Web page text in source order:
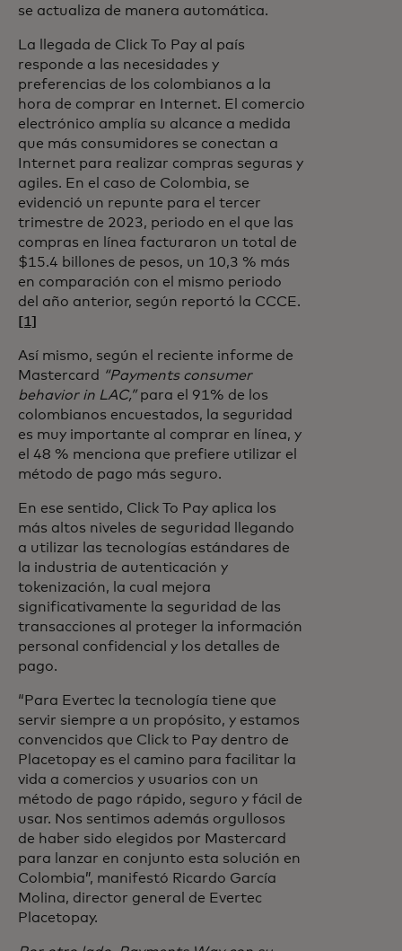
se actualiza de manera automática.
La llegada de Click To Pay al país
responde a las necesidades y
preferencias de los colombianos a la
hora de comprar en Internet. El comercio
electrónico amplía su alcance a medida
que más consumidores se conectan a
Internet para realizar compras seguras y
agiles. En el caso de Colombia, se
evidenció un repunte para el tercer
trimestre de 2023, periodo en el que las
compras en línea facturaron un total de
$15.4 billones de pesos, un 10,3 % más
en comparación con el mismo periodo
del año anterior, según reportó la CCCE.
[1]
Así mismo, según el reciente informe de
Mastercard “Payments consumer
behavior in LAC,”para el 91% de los
colombianos encuestados, la seguridad
es muy importante al comprar en línea, y
el 48 % menciona que prefiere utilizar el
método de pago más seguro.
En ese sentido, Click To Pay aplica los
más altos niveles de seguridad llegando
a utilizar las tecnologías estándares de
la industria de autenticación y
tokenización, la cual mejora
significativamente la seguridad de las
transacciones al proteger la información
personal confidencial y los detalles de
pago.
“Para Evertec la tecnología tiene que
servir siempre a un propósito, y estamos
convencidos que Click to Pay dentro de
Placetopay es el camino para facilitar la
vida a comercios y usuarios con un
método de pago rápido, seguro y fácil de
usar. Nos sentimos además orgullosos
de haber sido elegidos por Mastercard
para lanzar en conjunto esta solución en
Colombia”, manifestó Ricardo García
Molina, director general de Evertec
Placetopay.